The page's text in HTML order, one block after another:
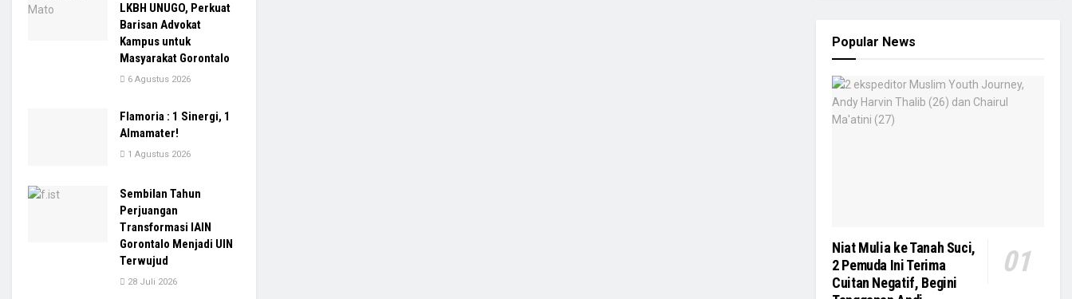
LKBH UNUGO, Perkuat
Barisan Advokat
Kampus untuk
Masyarakat Gorontalo
6 Agustus 2026
Flamoria : 1 Sinergi, 1
Almamater!
1 Agustus 2026
Sembilan Tahun
Perjuangan
Transformasi IAIN
Gorontalo Menjadi UIN
Terwujud
28 Juli 2026
Popular News
Niat Mulia ke Tanah Suci,
2 Pemuda Ini Terima
Cuitan Negatif, Begini